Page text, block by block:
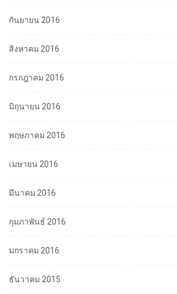
กันยายน 2016
สิงหาคม 2016
กรกฎาคม 2016
มิถุนายน 2016
พฤษภาคม 2016
เมษายน 2016
มีนาคม 2016
กุมภาพันธ์ 2016
มกราคม 2016
ธันวาคม 2015